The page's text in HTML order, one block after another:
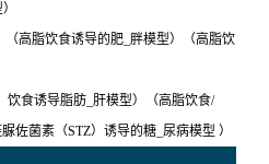
（高脂饮食诱导的肥_胖模型）（高脂饮
饮食诱导脂肪_肝模型）（高脂饮食/
佐菌素（STZ）诱导的糖_尿病模型 ）